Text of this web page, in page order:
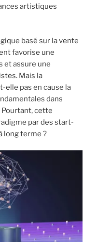
artistiques
basé sur la vente
favorise une
et assure une
Mais la
pas en cause la
dans
Pourtant, cette
par des start-
long terme ?